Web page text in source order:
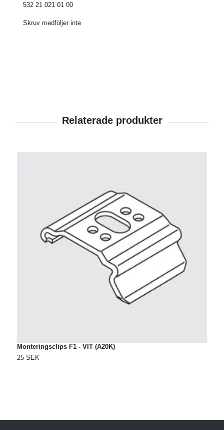
532 21 021 01 00
Skruv medföljer inte
Monteringsclips F1 - VIT (A20K)
25 SEK